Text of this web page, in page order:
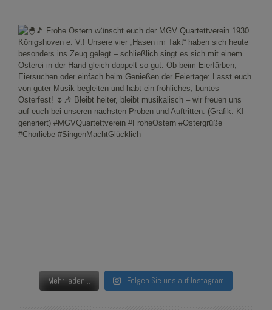
Mehr laden... Folgen Sie uns auf Instagram